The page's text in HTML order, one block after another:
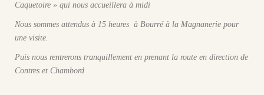
Caquetoire » qui nous accueillera à midi
Nous sommes attendus à 15 heures à Bourré à la Magnanerie pour
une visite.
Puis nous rentrerons tranquillement en prenant la route en direction de
Contres et Chambord